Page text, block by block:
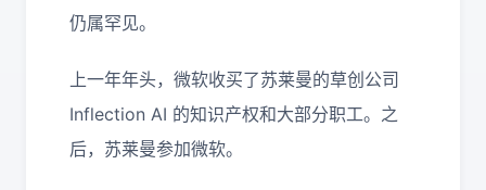
仍属罕见。
上一年年头，微软收买了苏莱曼的草创公司
Inflection AI 的知识产权和大部分职工。之
后，苏莱曼参加微软。